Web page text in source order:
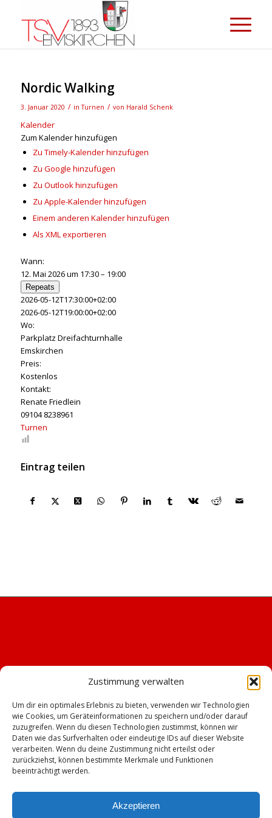
Zustimmung verwalten
Um dir ein optimales Erlebnis zu bieten, verwenden wir Technologien
wie Cookies, um Geräteinformationen zu speichern und/oder darauf
zuzugreifen. Wenn du diesen Technologien zustimmst, können wir
Daten wie das Surfverhalten oder eindeutige IDs auf dieser Website
verarbeiten. Wenn du deine Zustimmung nicht erteilst oder
zurückziehst, können bestimmte Merkmale und Funktionen
beeinträchtigt werden.
Akzeptieren
Nordic Walking
3. Januar 2020 / inTurnen / von Harald Schenk
Kalender
Zum Kalender hinzufügen
Zu Timely-Kalender hinzufügen
Zu Google hinzufügen
Zu Outlook hinzufügen
Zu Apple-Kalender hinzufügen
Einem anderen Kalender hinzufügen
Als XML exportieren
Wann:
12. Mai 2026 um 17:30 – 19:00
Repeats
2026-05-12T17:30:00+02:00
2026-05-12T19:00:00+02:00
Wo:
Parkplatz Dreifachturnhalle
Emskirchen
Preis:
Kostenlos
Kontakt:
Renate Friedlein
09104 8238961
Turnen
Eintrag teilen